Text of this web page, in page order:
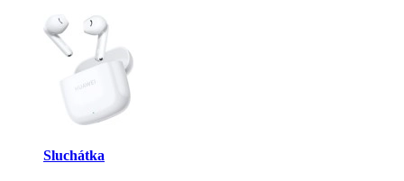
Sluchátka